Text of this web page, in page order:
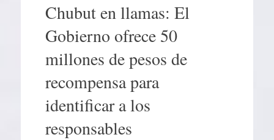
contenidoChubut en llamas: El
Gobierno ofrece 50
millones de pesos de
recompensa para
identificar a los
responsables